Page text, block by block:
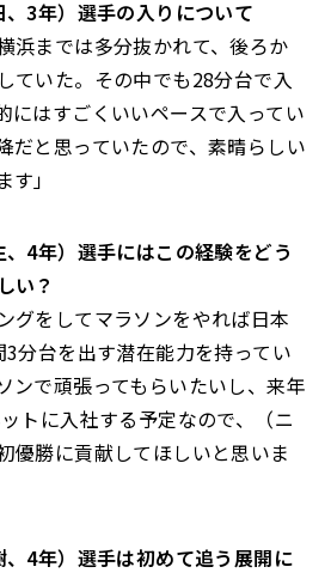
3年）選手の入りについて
浜までは多分抜かれて、後ろか
ていた。その中でも28分台で入
にはすごくいいペースで入ってい
だと思っていたので、素晴らしい
」
4年）選手にはこの経験をどう
い？
グをしてマラソンをやれば日本
分台を出す潜在能力を持ってい
ンで頑張ってもらいたいし、来年
トに入社する予定なので、（ニ
優勝に貢献してほしいと思いま
4年）選手は初めて追う展開に